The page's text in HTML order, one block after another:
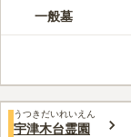
少林寺聖地
30万円、
口コミ評価
みんなの評価
一般墓
うつきだいれいえん
宇津木台霊園